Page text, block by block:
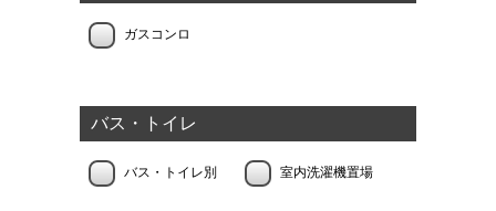
ガスコンロ
バス・トイレ
バス・トイレ別 室内洗濯機置場